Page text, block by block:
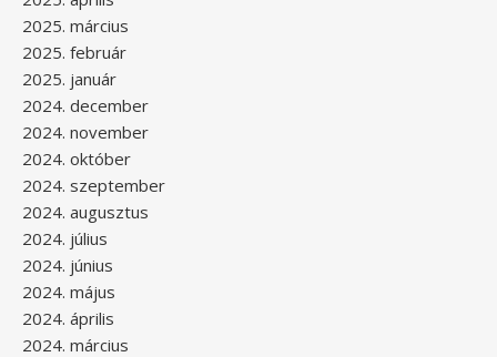
2025. március
2025. február
2025. január
2024. december
2024. november
2024. október
2024. szeptember
2024. augusztus
2024. július
2024. június
2024. május
2024. április
2024. március